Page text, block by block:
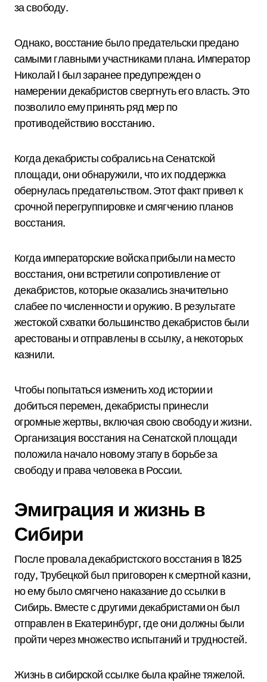
за свободу.
Однако, восстание было предательски предано
самыми главными участниками плана. Император
Николай I был заранее предупрежден о
намерении декабристов свергнуть его власть. Это
позволило ему принять ряд мер по
противодействию восстанию.
Когда декабристы собрались на Сенатской
площади, они обнаружили, что их поддержка
обернулась предательством. Этот факт привел к
срочной перегруппировке и смягчению планов
восстания.
Когда императорские войска прибыли на место
восстания, они встретили сопротивление от
декабристов, которые оказались значительно
слабее по численности и оружию. В результате
жестокой схватки большинство декабристов были
арестованы и отправлены в ссылку, а некоторых
казнили.
Чтобы попытаться изменить ход истории и
добиться перемен, декабристы принесли
огромные жертвы, включая свою свободу и жизни.
Организация восстания на Сенатской площади
положила начало новому этапу в борьбе за
свободу и права человека в России.
Эмиграция и жизнь в
Сибири
После провала декабристского восстания в 1825
году, Трубецкой был приговорен к смертной казни,
но ему было смягчено наказание до ссылки в
Сибирь. Вместе с другими декабристами он был
отправлен в Екатеринбург, где они должны были
пройти через множество испытаний и трудностей.
Жизнь в сибирской ссылке была крайне тяжелой.